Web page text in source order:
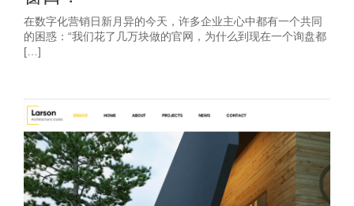
在数字化营销日新月异的今天，许多企业主心中都有一个共同
的困惑：“我们花了几万块做的官网，为什么到现在一个询盘都
[…]